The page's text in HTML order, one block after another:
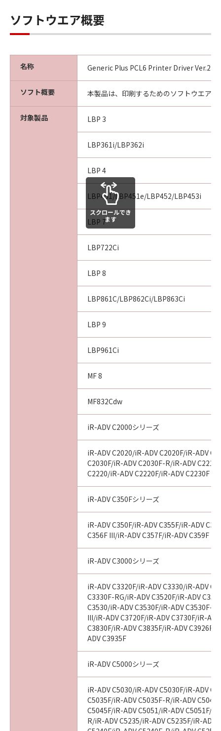
OF THE POSSIBILITY OF SUCH DAMAGES.
SOME STATES OR LEGAL JURISDICTIONS DO
OF LIABILITY FOR INCIDENTAL OR
CONSEQUENTIAL DAMAGES, OR PERSONAL
INJURY OR DEATH RESULTING FROM
NEGLIGENCE ON THE PART OF THE SELLER,
SO THE ABOVE LIMITATION OR EXCLUSION
MAY NOT APPLY TO YOU.
[RELEASE OF LIABILITY] TO THE FULL
EXTENT PERMITTED BY APPLICABLE LAW,
SUBSIDIARIES AND AFFILIATES, THEIR
DISTRIBUTORS, DEALERS AND CANON'S
LICENSORS FROM ANY AND ALL LIABILITY
ARISING FROM OR RELATED TO ALL CLAIMS
CONCERNING THE SOFTWARE OR ITS USE.
This Agreement is effective upon your
acceptance hereof by clicking the button
installing the SOFTWARE and remains in
effect until terminated. You may terminate
including any and all copies thereof.
This Agreement shall also terminate if you fail
to comply with any terms hereof. Upon
termination of this Agreement, in addition to
Canon enforcing its respective legal rights,
you must then promptly destroy the
SOFTWARE including any and all copies
thereof. Notwithstanding the foregoing,
Sections 4, and 7 through 11 shall survive any
9. U.S. GOVERNMENT RESTRICTED RIGHTS
agency or entity of the government of the
United States. If you are a US Government
SOFTWARE is a "commercial item," as that
term is defined at 48 C.F.R. 2.101 (October
software" and "commercial computer
software documentation," as such terms are
used in 48 C.F.R. 12.212 (September 1995).
Consistent with 48 C.F.R. 12.212 and 48 C.F.R.
227.7202-1 through 227.7202-4 (June 1995),
all U.S. Government End Users shall acquire
the SOFTWARE with only those rights set
forth herein. The manufacturer is Canon
Inc./30-2, Shimomaruko 3-chome, Ohta-ku,
10. SEVERABILITY
In the event that any section hereof is
declared or found to be illegal by any court or
ソフトウエア概要
名称 Generic Plus PCL6 Printer Driver
ソフト概要 本製品は、印刷するためのソフトウエアで
対象製品 LBP 3
LBP361i/LBP362i
LBP 4
LBP451/LBP451e/LBP452/LBP453i
LBP 7
LBP722Ci
LBP 8
LBP861C/LBP862Ci/LBP863Ci
LBP 9
LBP961Ci
MF 8
MF832Cdw
iR-ADV C2000シリーズ
iR-ADV C2020/iR-ADV C2020F/iR-ADV
C2030F/iR-ADV C2030F-R/iR-ADV
C2220/iR-ADV C2220F/iR-ADV C2230F
iR-ADV C350Fシリーズ
iR-ADV C350F/iR-ADV C355F/iR-ADV
C356F III/iR-ADV C357F/iR-ADV C359F
iR-ADV C3000シリーズ
iR-ADV C3320F/iR-ADV C3330/iR-ADV
C3330F-RG/iR-ADV C3520F/iR-ADV
C3530/iR-ADV C3530F/iR-ADV C3530F-
III/iR-ADV C3720F/iR-ADV C3730F/iR-
C3830F/iR-ADV C3835F/iR-ADV C3926F/
ADV C3935F
iR-ADV C5000シリーズ
iR-ADV C5030/iR-ADV C5030F/iR-ADV
C5035F/iR-ADV C5035F-R/iR-ADV
C5045F/iR-ADV C5051/iR-ADV C5051F/
R/iR-ADV C5235/iR-ADV C5235F/iR-ADV
スクロールでき
ます